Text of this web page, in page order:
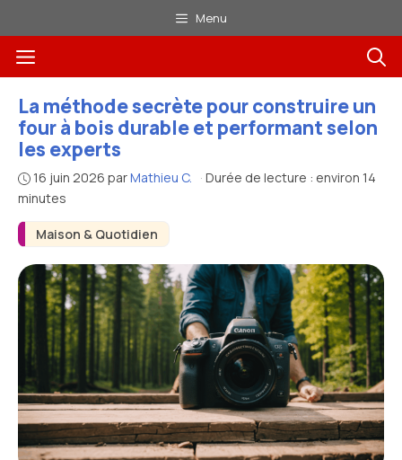
au
contenu
Menu
Menu
Maison & Quotidien
La méthode secrète pour construire un
four à bois durable et performant selon
les experts
16 juin 2026 parMathieu C. · Durée de lecture : environ 14
minutes